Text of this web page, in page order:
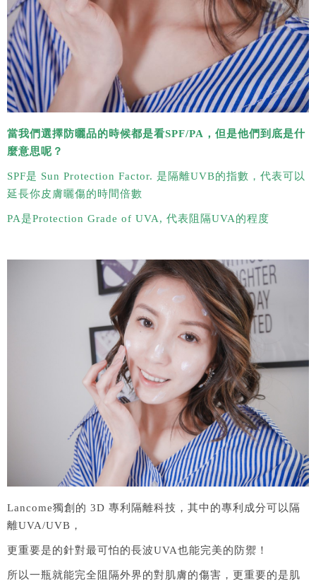
當我們選擇防曬品的時候都是看SPF/PA，但是他們到底是什
麼意思呢？
SPF是 Sun Protection Factor. 是隔離UVB的指數，代表可以
延長你皮膚曬傷的時間倍數
PA是Protection Grade of UVA, 代表阻隔UVA的程度
Lancome獨創的 3D 專利隔離科技，其中的專利成分可以隔
離UVA/UVB，
更重要是的針對最可怕的長波UVA也能完美的防禦！
所以一瓶就能完全阻隔外界的對肌膚的傷害，更重要的是肌